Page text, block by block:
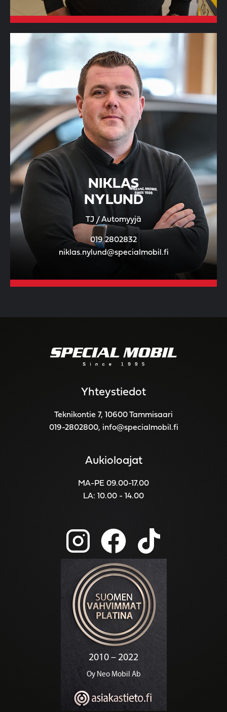
NIKLAS
NYLUND
TJ / Automyyjä
019 2802832
niklas.nylund@specialmobil.fi
Yhteystiedot
Teknikontie 7, 10600 Tammisaari
019-2802800, info@specialmobil.fi
Aukioloajat
MA-PE 09.00-17.00
LA: 10.00 - 14.00